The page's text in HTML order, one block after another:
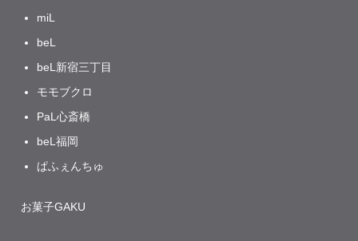
miL
beL
beL新宿三丁目
モモブクロ
PaL心斎橋
beL福岡
ぱふぇんちゅ
お菓子GAKU